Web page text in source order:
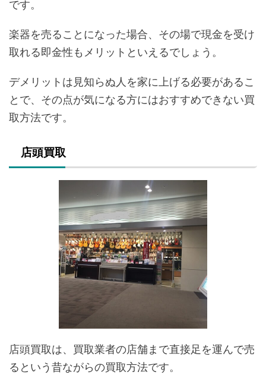
です。
楽器を売ることになった場合、その場で現金を受け
取れる即金性もメリットといえるでしょう。
デメリットは見知らぬ人を家に上げる必要があるこ
とで、その点が気になる方にはおすすめできない買
取方法です。
店頭買取
店頭買取は、買取業者の店舗まで直接足を運んで売
るという昔ながらの買取方法です。